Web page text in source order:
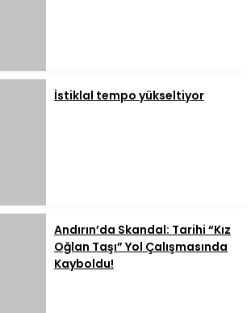
İstiklal tempo yükseltiyor
Andırın’da Skandal: Tarihi “Kız
Oğlan Taşı” Yol Çalışmasında
Kayboldu!